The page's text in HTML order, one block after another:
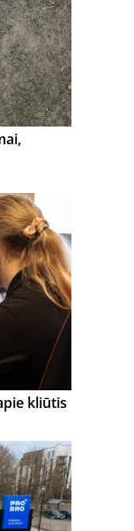
kliūtis